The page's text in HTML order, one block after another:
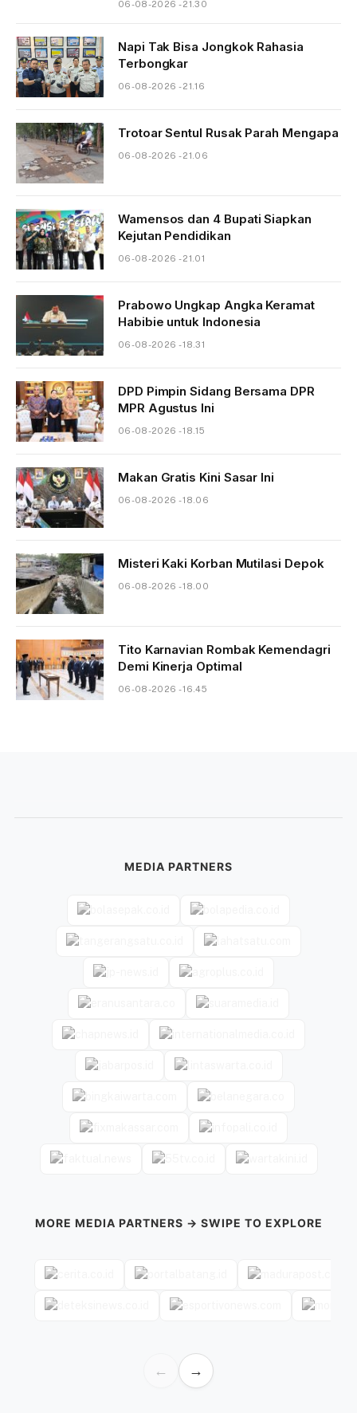
06-08-2026 - 21.30
Napi Tak Bisa Jongkok Rahasia
Terbongkar
06-08-2026 - 21.16
Trotoar Sentul Rusak Parah Mengapa
06-08-2026 - 21.06
Wamensos dan 4 Bupati Siapkan
Kejutan Pendidikan
06-08-2026 - 21.01
Prabowo Ungkap Angka Keramat
Habibie untuk Indonesia
06-08-2026 - 18.31
DPD Pimpin Sidang Bersama DPR
MPR Agustus Ini
06-08-2026 - 18.15
Makan Gratis Kini Sasar Ini
06-08-2026 - 18.06
Misteri Kaki Korban Mutilasi Depok
06-08-2026 - 18.00
Tito Karnavian Rombak Kemendagri
Demi Kinerja Optimal
06-08-2026 - 16.45
MEDIA PARTNERS
MORE MEDIA PARTNERS → SWIPE TO EXPLORE
← →